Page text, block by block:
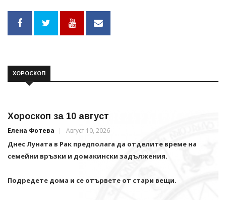
ХОРОСКОП
Хороскоп за 10 август
Елена Фотева Август 10, 2026
Днес Луната в Рак предполага да отделите време на
семейни връзки и домакински задължения.
Подредете дома и се отървете от стари вещи.